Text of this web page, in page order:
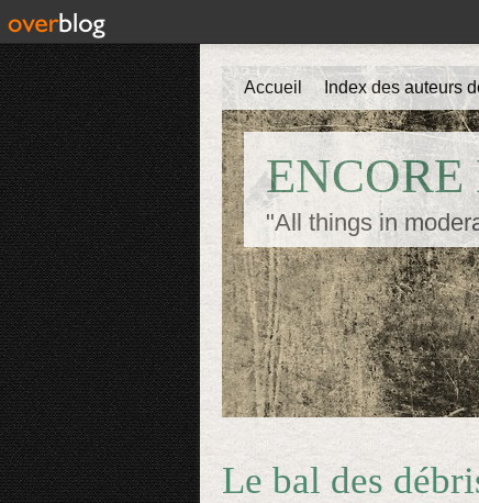
"All things in
Accueil Index des auteurs
Le bal des